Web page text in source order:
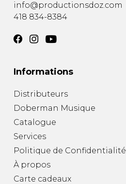
info@productionsdoz.com
418 834-8384
Informations
Distributeurs
Doberman Musique
Catalogue
Services
Politique de Confidentialité
À propos
Carte cadeaux